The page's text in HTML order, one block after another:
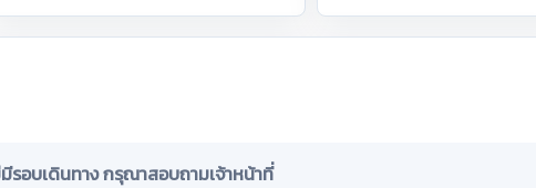
รอบเดินทาง กรุณาสอบถามเจ้าหน้าที่